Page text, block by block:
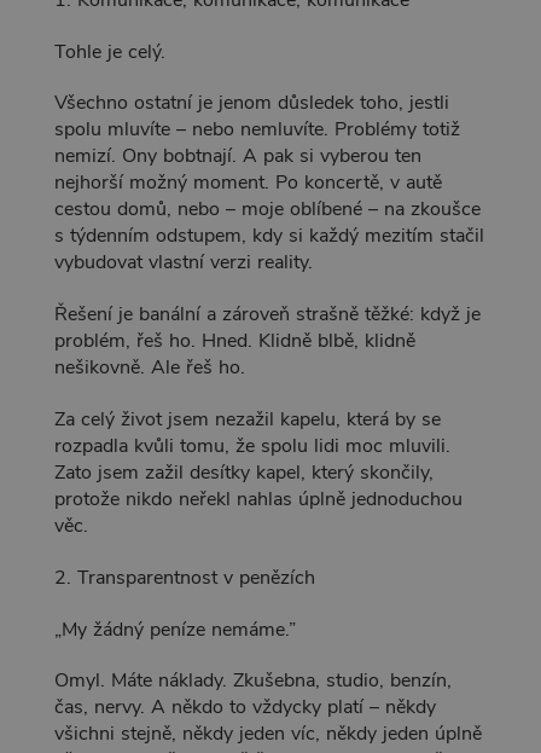
Tohle je celý.
Všechno ostatní je jenom důsledek toho, jestli
spolu mluvíte – nebo nemluvíte. Problémy totiž
nemizí. Ony bobtnají. A pak si vyberou ten
nejhorší možný moment. Po koncertě, v autě
cestou domů, nebo – moje oblíbené – na zkoušce
s týdenním odstupem, kdy si každý mezitím stačil
vybudovat vlastní verzi reality.
Řešení je banální a zároveň strašně těžké: když je
problém, řeš ho. Hned. Klidně blbě, klidně
nešikovně. Ale řeš ho.
Za celý život jsem nezažil kapelu, která by se
rozpadla kvůli tomu, že spolu lidi moc mluvili.
Zato jsem zažil desítky kapel, který skončily,
protože nikdo neřekl nahlas úplně jednoduchou
věc.
2. Transparentnost v penězích
„My žádný peníze nemáme.”
Omyl. Máte náklady. Zkušebna, studio, benzín,
čas, nervy. A někdo to vždycky platí – někdy
všichni stejně, někdy jeden víc, někdy jeden úplně